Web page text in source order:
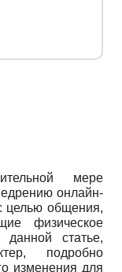
мере
онлайн-
целью общения,
физическое
статье,
подробно
изменения для